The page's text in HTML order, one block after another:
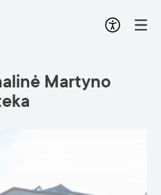
Martyno